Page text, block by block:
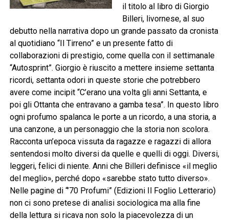
il titolo al libro di Giorgio
Billeri, livornese, al suo
debutto nella narrativa dopo un grande passato da cronista
al quotidiano “Il Tirreno” e un presente fatto di
collaborazioni di prestigio, come quella con il settimanale
“Autosprint”. Giorgio è riuscito a mettere insieme settanta
ricordi, settanta odori in queste storie che potrebbero
avere come incipit “C’erano una volta gli anni Settanta, e
poi gli Ottanta che entravano a gamba tesa”. In questo libro
ogni profumo spalanca le porte a un ricordo, a una storia, a
una canzone, a un personaggio che la storia non scolora.
Racconta un’epoca vissuta da ragazze e ragazzi di allora
sentendosi molto diversi da quelle e quelli di oggi. Diversi,
leggeri, felici di niente. Anni che Billeri definisce «il meglio
del meglio», perché dopo «sarebbe stato tutto diverso».
Nelle pagine di “’70 Profumi” (Edizioni Il Foglio Letterario)
non ci sono pretese di analisi sociologica ma alla fine
della lettura si ricava non solo la piacevolezza di un